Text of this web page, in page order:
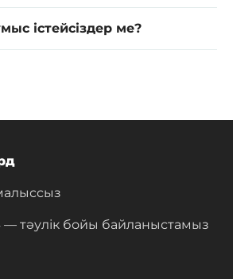
істейсіздер ме?
— тәулік бойы байланыстамыз